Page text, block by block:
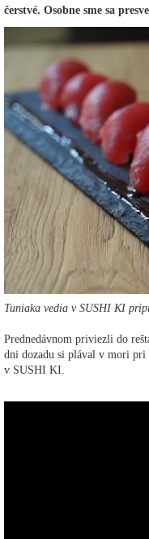
čerstvé. Osobne sme sa
Tuniaka vedia v SUSHI KI
Prednedávnom priviezli do
dni dozadu si plával v mori
v SUSHI KI.